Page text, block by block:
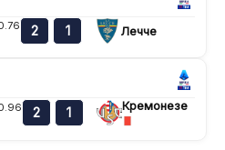
2 1 Лечче
2 1 Кремонезе